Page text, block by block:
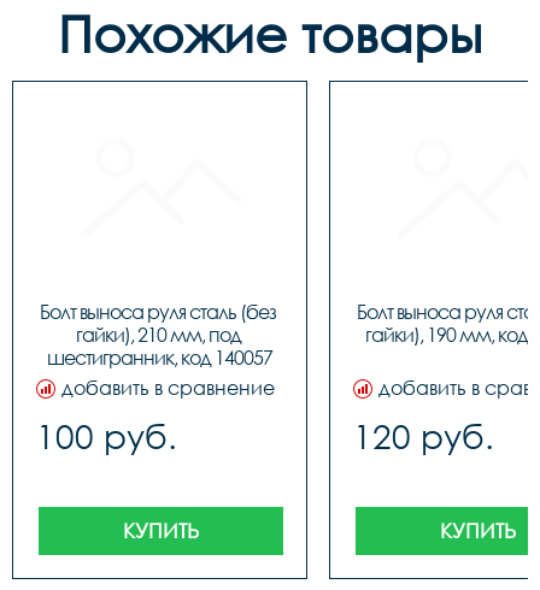
Похожие товары
Болт выноса руля сталь (без
гайки), 210 мм, под
шестигранник, код 140057
добавить в сравнение
100 руб.
КУПИТЬ
Болт выноса руля
гайки), 190 мм, код
добавить в
120 руб.
КУПИТЬ